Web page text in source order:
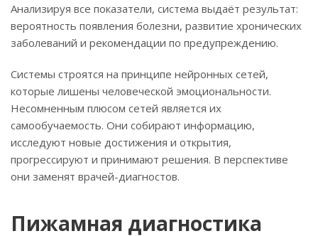
Анализируя все показатели, система выдаёт результат:
вероятность появления болезни, развитие хронических
заболеваний и рекомендации по предупреждению.
Системы строятся на принципе нейронных сетей,
которые лишены человеческой эмоциональности.
Несомненным плюсом сетей является их
самообучаемость. Они собирают информацию,
исследуют новые достижения и открытия,
прогрессируют и принимают решения. В перспективе
они заменят врачей-диагностов.
Пижамная диагностика